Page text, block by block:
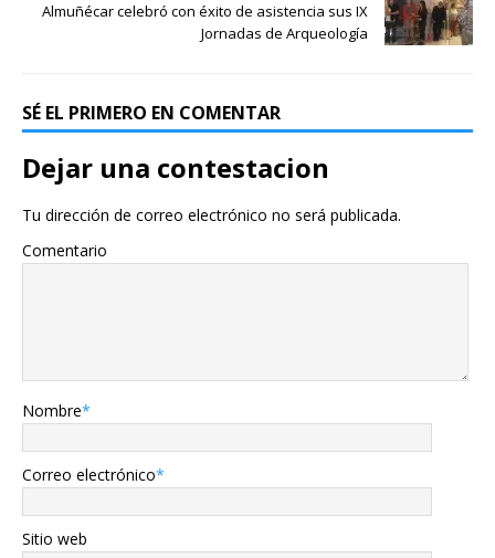
Almuñécar celebró con éxito de asistencia sus IX
Jornadas de Arqueología
SÉ EL PRIMERO EN COMENTAR
Dejar una contestacion
Tu dirección de correo electrónico no será publicada.
Comentario
Nombre*
Correo electrónico*
Sitio web